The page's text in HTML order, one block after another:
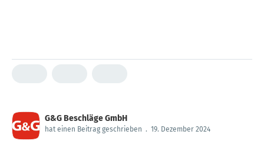
G&G Beschläge GmbH
hat einen Beitrag geschrieben . 19. Dezember 2024